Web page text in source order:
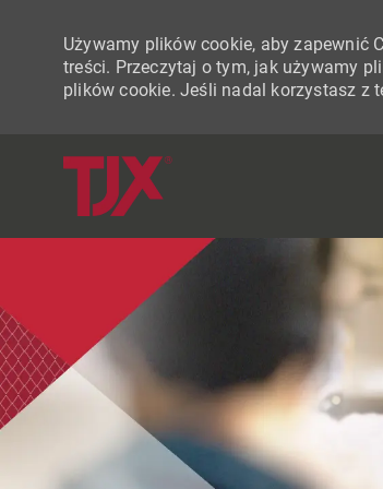
Używamy plików cookie, aby zapewnić
treści. Przeczytaj o tym, jak używamy
plików cookie. Jeśli nadal korzystasz z